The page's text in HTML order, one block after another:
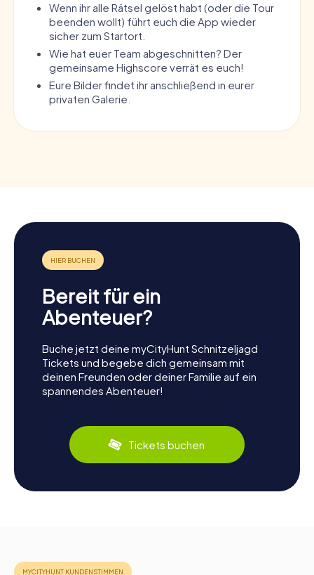
Wenn ihr alle Rätsel gelöst habt (oder die Tour
beenden wollt) führt euch die App wieder
sicher zum Startort.
Wie hat euer Team abgeschnitten? Der
gemeinsame Highscore verrät es euch!
Eure Bilder findet ihr anschließend in eurer
privaten Galerie.
Bereit für ein
Abenteuer?
Buche jetzt deine myCityHunt Schnitzeljagd
Tickets und begebe dich gemeinsam mit
deinen Freunden oder deiner Familie auf ein
spannendes Abenteuer!
Tickets buchen